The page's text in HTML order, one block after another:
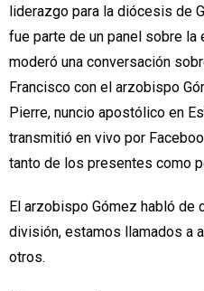
liderazgo para la diócesis de
fue parte de un panel sobre la
moderó una conversación
Francisco con el arzobispo
Pierre, nuncio apostólico en
transmitió en vivo por
tanto de los presentes como
El arzobispo Gómez habló de
división, estamos llamados a
otros.